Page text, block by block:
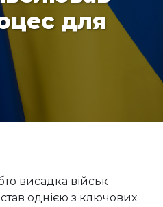
для
висадка військ
однією з ключових